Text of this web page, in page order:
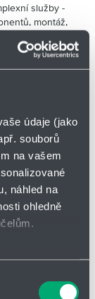
údaje (jako
souborů
na vašem
náhled na
ohledně
služby -
montáž,
dodavateli
byste ve Vašem
nás, rádi Vás
na míru Vašim
TECH